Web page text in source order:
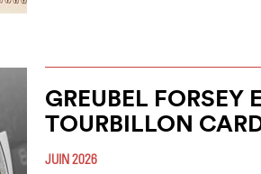
GREUBEL FORSEY
TOURBILLON
JUIN 2026